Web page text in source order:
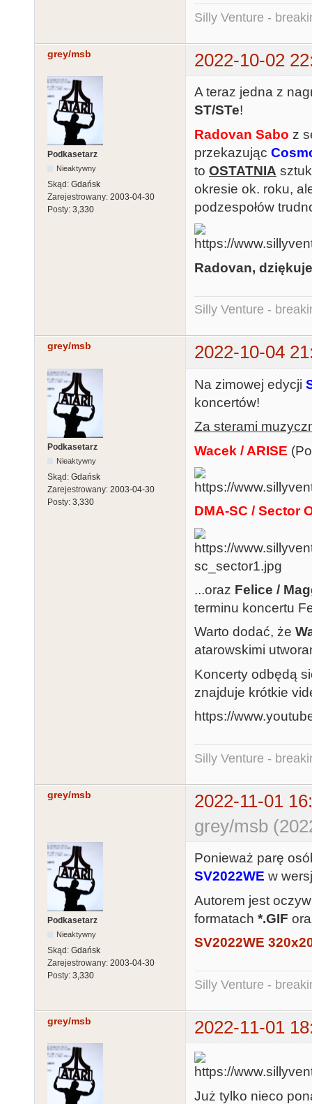
Silly Venture -
grey/msb 2022-10-02
Podkasetarz
Nieaktywny
Skąd: Gdańsk
Zarejestrowany: 2003-04-30
Posty: 3,330
A teraz jedna z
ST/STe!
Radovan Sabo z
przekazując
to OSTATNIA
okresie ok. roku,
podzespołów
Radovan,
Silly Venture -
grey/msb 2022-10-04
Podkasetarz
Nieaktywny
Skąd: Gdańsk
Zarejestrowany: 2003-04-30
Posty: 3,330
Na zimowej edycji
koncertów!
Za sterami
Wacek / ARISE
DMA-SC / Sector
...oraz Felice /
terminu koncertu
Warto dodać, że
atarowskimi
Koncerty odbędą
znajduje krótkie
https://
Silly Venture -
grey/msb
2022-11-01
grey/msb
Podkasetarz
Nieaktywny
Skąd: Gdańsk
Zarejestrowany: 2003-04-30
Posty: 3,330
Ponieważ parę
SV2022WE w
Autorem jest
formatach *.GIF
SV2022WE
Silly Venture -
grey/msb 2022-11-01
Już tylko nieco